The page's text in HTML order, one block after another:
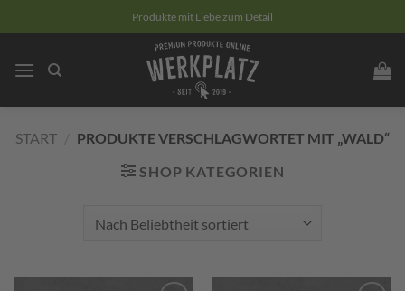
Inhalt
Produkte mit Liebe zum Detail
START
PRODUKTE VERSCHLAGWORTET MIT „WALD“
SHOP KATEGORIEN